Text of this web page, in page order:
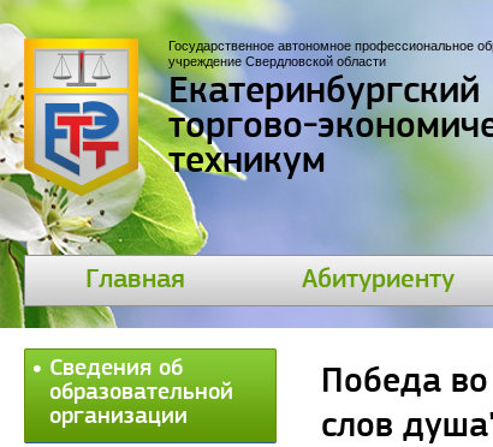
Государственное автономное профессиональное
учреждение Свердловской области
Екатеринбургский
торгово-
техникум
Главная Абитуриенту
Сведения об
образовательной
организации
Победа во
слов